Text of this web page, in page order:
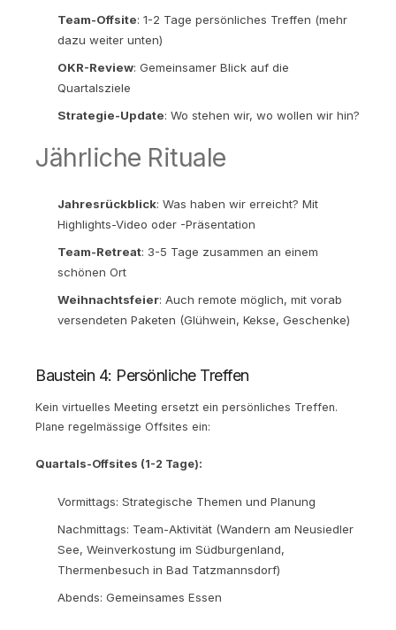
Team-Offsite: 1-2 Tage persönliches Treffen (mehr
dazu weiter unten)
OKR-Review: Gemeinsamer Blick auf die
Quartalsziele
Strategie-Update: Wo stehen wir, wo wollen wir hin?
Jährliche Rituale
Jahresrückblick: Was haben wir erreicht? Mit
Highlights-Video oder -Präsentation
Team-Retreat: 3-5 Tage zusammen an einem
schönen Ort
Weihnachtsfeier: Auch remote möglich, mit vorab
versendeten Paketen (Glühwein, Kekse, Geschenke)
Baustein 4: Persönliche Treffen
Kein virtuelles Meeting ersetzt ein persönliches Treffen.
Plane regelmässige Offsites ein:
Quartals-Offsites (1-2 Tage):
Vormittags: Strategische Themen und Planung
Nachmittags: Team-Aktivität (Wandern am Neusiedler
See, Weinverkostung im Südburgenland,
Thermenbesuch in Bad Tatzmannsdorf)
Abends: Gemeinsames Essen